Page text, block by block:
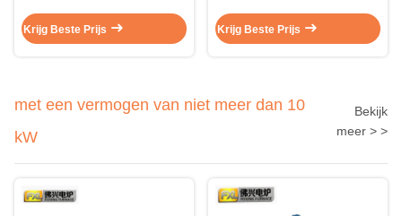
aanbrengen van metaal
Krijg Beste Prijs
Furnace Trolley Type 220V 380V
Krijg Beste Prijs
met een vermogen van niet meer dan 10
kW
Bekijk
meer > >